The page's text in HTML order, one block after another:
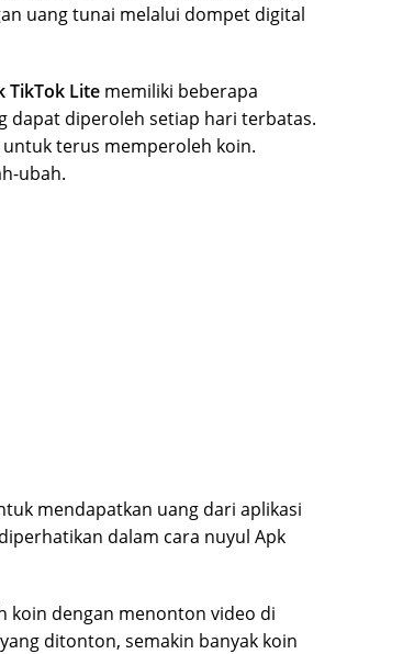
uang tunai melalui dompet digital
TikTok Lite memiliki beberapa
dapat diperoleh setiap hari terbatas.
terus memperoleh koin.
ubah.
mendapatkan uang dari aplikasi
dalam cara nuyul Apk
koin dengan menonton video di
ditonton, semakin banyak koin